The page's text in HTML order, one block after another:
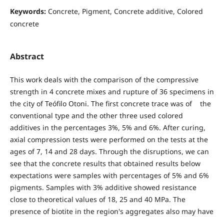
Keywords: Concrete, Pigment, Concrete additive, Colored
concrete
Abstract
This work deals with the comparison of the compressive
strength in 4 concrete mixes and rupture of 36 specimens in
the city of Teófilo Otoni. The first concrete trace was of the
conventional type and the other three used colored
additives in the percentages 3%, 5% and 6%. After curing,
axial compression tests were performed on the tests at the
ages of 7, 14 and 28 days. Through the disruptions, we can
see that the concrete results that obtained results below
expectations were samples with percentages of 5% and 6%
pigments. Samples with 3% additive showed resistance
close to theoretical values of 18, 25 and 40 MPa. The
presence of biotite in the region's aggregates also may have